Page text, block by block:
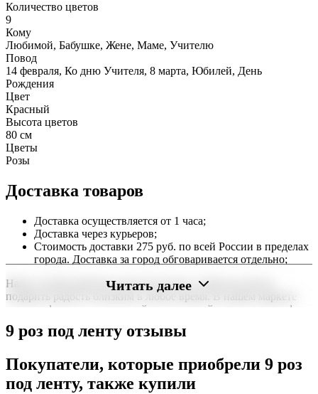
Количество цветов
9
Кому
Любимой, Бабушке, Жене, Маме, Учителю
Повод
14 февраля, Ко дню Учителя, 8 марта, Юбилей, День
Рождения
Цвет
Красный
Высота цветов
80 см
Цветы
Розы
Доставка товаров
Доставка осуществляется от 1 часа;
Доставка через курьеров;
Стоимость доставки 275 руб. по всей России в пределах
города. Доставка за город обговаривается отдельно;
Наша служба работает круглосуточно, чтобы вы могли
подарить радость близким в любое время. В нашем маркете
можно оформить заказ онлайн с доставкой на дом или в офис
минут или день в день в удобный интервал. Если вам важно
вручить подарок ко времени, наш сервис доставки обеспечит
точность до минуты. Выбирайте, где купить и сколько стоит
Читать далее
9 роз под ленту отзывы
Покупатели, которые приобрели 9 роз
под ленту, также купили